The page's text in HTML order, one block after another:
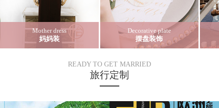
Mother dress
妈妈装
Decorative plate
摆盘装饰
READY TO GET MARRIED
旅行定制